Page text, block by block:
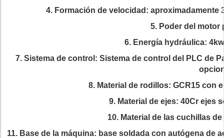
4. Formación de velocidad:
5. Poder del motor
6. Energía hydráulica:
7. Sistema de control: Sistema de control del PLC de
8. Material de rodillos: GCR15 con
9. Material de ejes: 40Cr ejes
10. Material de las cuchillas
11. Base de la máquina: base soldada con autógena de